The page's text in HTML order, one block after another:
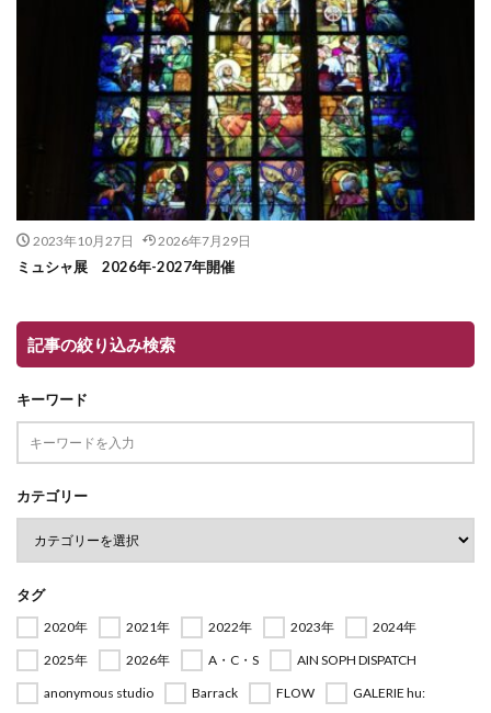
2023年10月27日 2026年7月29日
ミュシャ展 2026年-2027年開催
記事の絞り込み検索
キーワード
カテゴリー
タグ
2020年 2021年 2022年 2023年
2024年
2025年
2026年 A・C・S
AIN SOPH DISPATCH
anonymous studio
Barrack FLOW
GALERIE hu: